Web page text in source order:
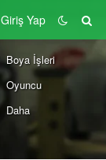
Giriş Yap
Boya İşleri
Oyuncu
Daha